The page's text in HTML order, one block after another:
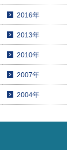
2016年
2013年
2010年
2007年
2004年